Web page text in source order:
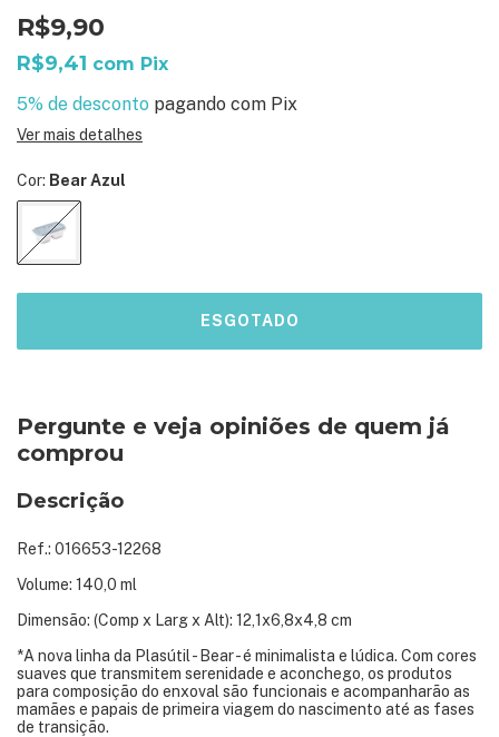
R$9,90
R$9,41 com Pix
5% de desconto pagando com Pix
Ver mais detalhes
Cor: Bear Azul
Pergunte e veja opiniões de quem já
comprou
Descrição
Ref.: 016653-12268
Volume: 140,0 ml
Dimensão: (Comp x Larg x Alt): 12,1x6,8x4,8 cm
*A nova linha da Plasútil - Bear - é minimalista e lúdica. Com cores
suaves que transmitem serenidade e aconchego, os produtos
para composição do enxoval são funcionais e acompanharão as
mamães e papais de primeira viagem do nascimento até as fases
de transição.